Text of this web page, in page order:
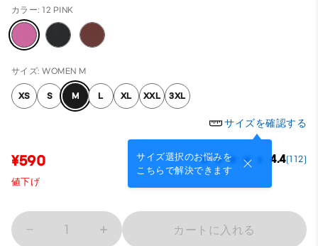
カラー: 12 PINK
サイズ: WOMEN M
XS S M L XL XXL 3XL
サイズを確認する
サイズ選択のお悩みを
こちらで解決できます
¥590 4.4(112)
値下げ
1 カートに入れる